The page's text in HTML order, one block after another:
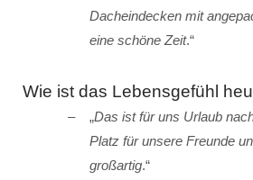
Dacheindecken mit
eine schöne Zeit.“
Wie ist das Lebensgefühl
„Das ist für uns Urlaub
Platz für unsere Freunde
großartig.“